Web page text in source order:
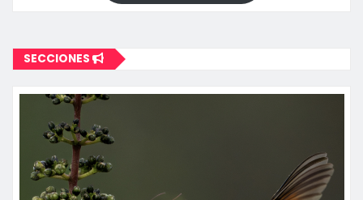
SECCIONES